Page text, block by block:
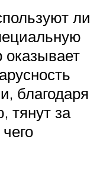
ли
благодаря
тянут за